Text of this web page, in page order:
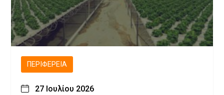
ΠΕΡΙΦΈΡΕΙΑ
27 Ιουλίου 2026